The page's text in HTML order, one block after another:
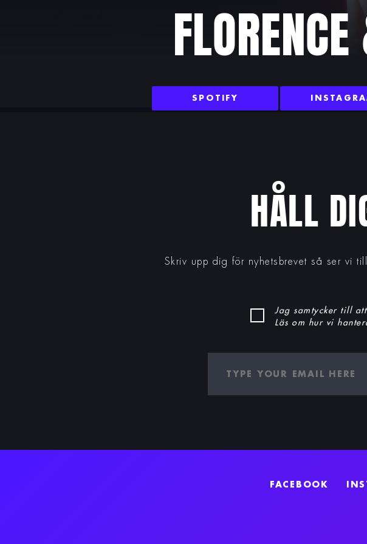
SPOTIFY
HÅLL
Skriv upp dig för nyhetsbrevet så ser vi
Jag samtycker till
Läs om hur vi
FACEBOOK